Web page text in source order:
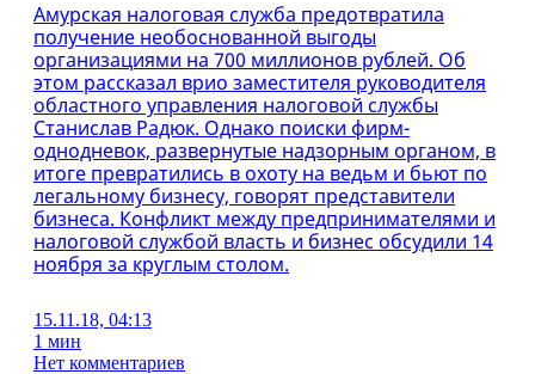
Амурская налоговая служба предотвратила
получение необоснованной выгоды
организациями на 700 миллионов рублей. Об
этом рассказал врио заместителя руководителя
областного управления налоговой службы
Станислав Радюк. Однако поиски фирм-
однодневок, развернутые надзорным органом, в
итоге превратились в охоту на ведьм и бьют по
легальному бизнесу, говорят представители
бизнеса. Конфликт между предпринимателями и
налоговой службой власть и бизнес обсудили 14
ноября за круглым столом.
15.11.18, 04:13
1 мин
Нет комментариев